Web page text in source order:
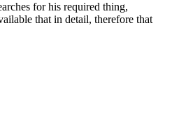
for his required thing,
that in detail, therefore that